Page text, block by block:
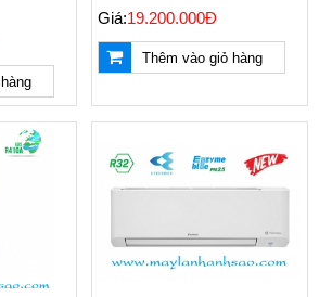
Giá:19.200.000Đ
Thêm vào giỏ hàng